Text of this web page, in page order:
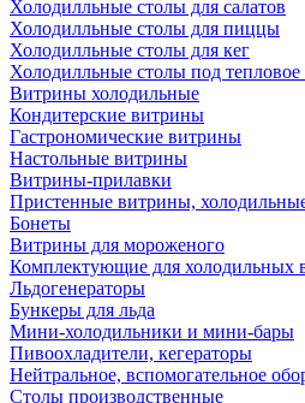
Холодилльные столы для салатов
Холодилльные столы для пиццы
Холодилльные столы для кег
Холодилльные столы под тепловое
Витрины холодильные
Кондитерские витрины
Гастрономические витрины
Настольные витрины
Витрины-прилавки
Пристенные витрины,
Бонеты
Витрины для мороженого
Комплектующие для холодильных
Льдогенераторы
Бункеры для льда
Мини-холодильники и мини-бары
Пивоохладители, кегераторы
Нейтральное, вспомогательное
Столы производственные